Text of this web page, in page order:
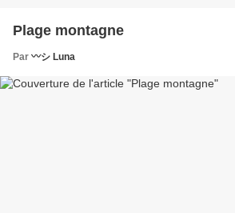
Plage montagne
Par 〰️シ Luna